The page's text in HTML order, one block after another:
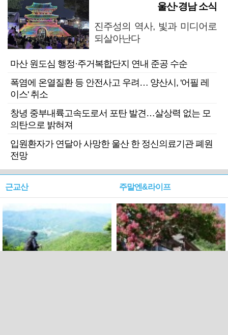
울산·경남 소식
진주성의 역사, 빛과 미디어로
되살아난다
마산 원도심 행정·주거복합단지 연내 준공 수순
폭염에 온열질환 등 안전사고 우려… 양산시, '어필 레
이스' 취소
창녕 중부내륙고속도로서 포탄 발견…살상력 없는 모
의탄으로 밝혀져
입원환자가 연달아 사망한 울산 한 정신의료기관 폐원
전망
근교산 주말엔&라이프